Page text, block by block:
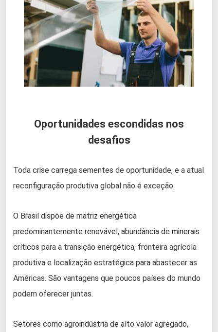
Oportunidades escondidas nos
desafios
Toda crise carrega sementes de oportunidade, e a atual
reconfiguração produtiva global não é exceção.
O Brasil dispõe de matriz energética
predominantemente renovável, abundância de minerais
críticos para a transição energética, fronteira agrícola
produtiva e localização estratégica para abastecer as
Américas. São vantagens que poucos países do mundo
podem oferecer juntas.
Setores como agroindústria de alto valor agregado,